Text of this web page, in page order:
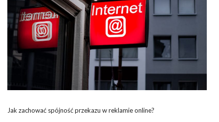
Jak zachować spójność przekazu w reklamie online?